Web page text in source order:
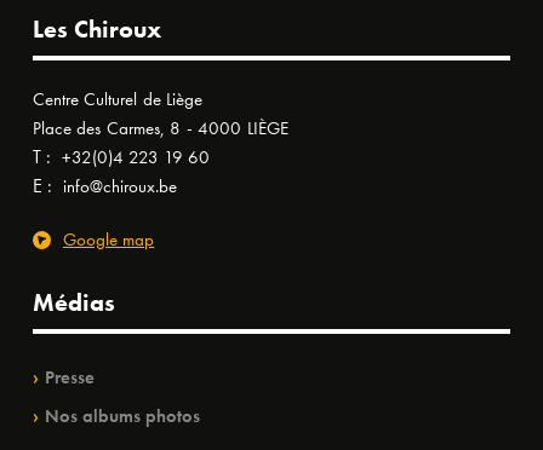
Les Chiroux
Centre Culturel de Liège
Place des Carmes, 8 - 4000 LIÈGE
T : +32(0)4 223 19 60
E : info@chiroux.be
Google map
Médias
Presse
Nos albums photos